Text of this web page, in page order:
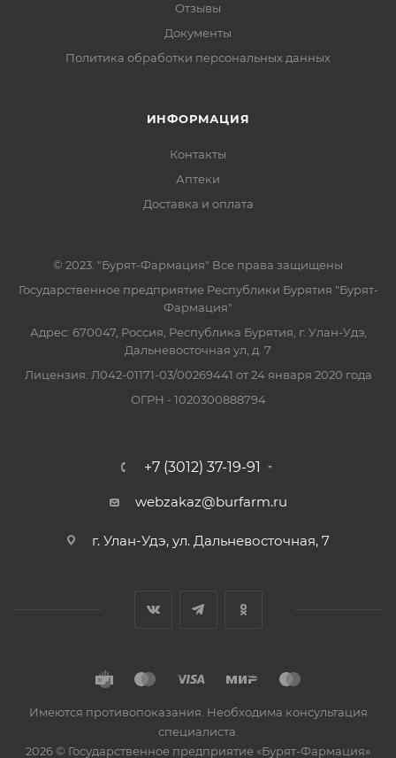
Отзывы
Документы
Политика обработки персональных данных
ИНФОРМАЦИЯ
Контакты
Аптеки
Доставка и оплата
© 2023. "Бурят-Фармация" Все права защищены
Государственное предприятие Республики Бурятия "Бурят-
Фармация"
Адрес: 670047, Россия, Республика Бурятия, г. Улан-Удэ,
Дальневосточная ул, д. 7
Лицензия: Л042-01171-03/00269441 от 24 января 2020 года
ОГРН - 1020300888794
+7 (3012) 37-19-91
webzakaz@burfarm.ru
г. Улан-Удэ, ул. Дальневосточная, 7
Имеются противопоказания. Необходима консультация
специалиста.
2026 © Государственное предприятие «Бурят-Фармация»